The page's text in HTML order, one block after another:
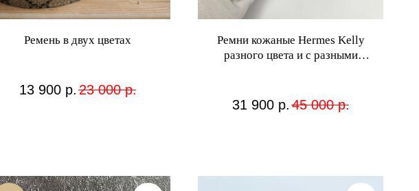
Ремень в двух цветах
13 900 р. 23 000 р.
Ремни кожаные Hermes Kelly
разного цвета и с разными
31 900 р. 45 000 р.